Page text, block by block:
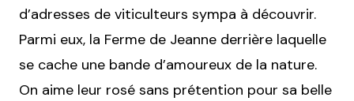
d’adresses de viticulteurs sympa à découvrir.
Parmi eux, la Ferme de Jeanne derrière laquelle
se cache une bande d’amoureux de la nature.
On aime leur rosé sans prétention pour sa belle